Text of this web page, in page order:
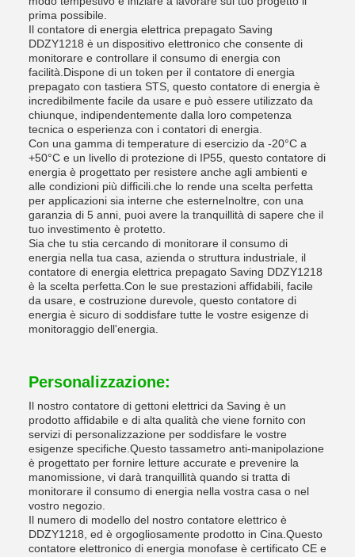
prima possibile.
Il contatore di energia elettrica prepagato Saving
DDZY1218 è un dispositivo elettronico che consente di
monitorare e controllare il consumo di energia con
facilità.Dispone di un token per il contatore di energia
prepagato con tastiera STS, questo contatore di energia è
incredibilmente facile da usare e può essere utilizzato da
chiunque, indipendentemente dalla loro competenza
tecnica o esperienza con i contatori di energia.
Con una gamma di temperature di esercizio da -20°C a
+50°C e un livello di protezione di IP55, questo contatore di
energia è progettato per resistere anche agli ambienti e
alle condizioni più difficili.che lo rende una scelta perfetta
per applicazioni sia interne che esterneInoltre, con una
garanzia di 5 anni, puoi avere la tranquillità di sapere che il
tuo investimento è protetto.
Sia che tu stia cercando di monitorare il consumo di
energia nella tua casa, azienda o struttura industriale, il
contatore di energia elettrica prepagato Saving DDZY1218
è la scelta perfetta.Con le sue prestazioni affidabili, facile
da usare, e costruzione durevole, questo contatore di
energia è sicuro di soddisfare tutte le vostre esigenze di
monitoraggio dell'energia.
Personalizzazione:
Il nostro contatore di gettoni elettrici da Saving è un
prodotto affidabile e di alta qualità che viene fornito con
servizi di personalizzazione per soddisfare le vostre
esigenze specifiche.Questo tassametro anti-manipolazione
è progettato per fornire letture accurate e prevenire la
manomissione, vi darà tranquillità quando si tratta di
monitorare il consumo di energia nella vostra casa o nel
vostro negozio.
Il numero di modello del nostro contatore elettrico è
DDZY1218, ed è orgogliosamente prodotto in Cina.Questo
contatore elettronico di energia monofase è certificato CE e